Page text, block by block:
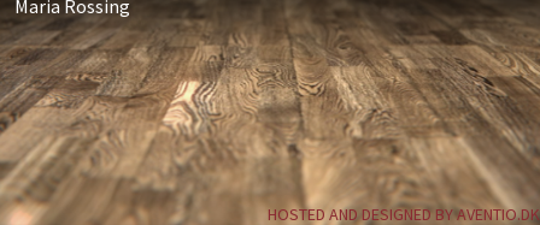
Maria Rossing
HOSTED AND DESIGNED BY AVENTIO.DK